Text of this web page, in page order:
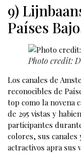
9)
Países
Photo credit:
Los canales de
reconocibles de
top como la novena
de 295 vistas y
participantes
colores, sus
actractivos apra sus